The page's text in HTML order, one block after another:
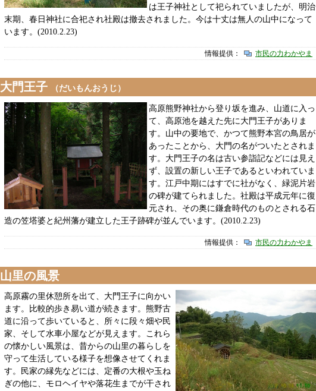
は王子神社として祀られていましたが、明治
末期、春日神社に合祀され社殿は撤去されました。今は十丈は無人の山中になって
います。(2010.2.23)
情報提供： 市民の力わかやま
大門王子 （だいもんおうじ）
高原熊野神社から登り坂を進み、山道に入っ
て、高原池を越えた先に大門王子がありま
す。山中の要地で、かつて熊野本宮の鳥居が
あったことから、大門の名がついたとされま
す。大門王子の名は古い参詣記などには見え
ず、設置の新しい王子であるといわれていま
す。江戸中期にはすでに社がなく、緑泥片岩
の碑が建てられました。社殿は平成元年に復
元され、その奥に鎌倉時代のものとされる石
造の笠塔婆と紀州藩が建立した王子跡碑が並んでいます。(2010.2.23)
情報提供： 市民の力わかやま
山里の風景
高原霧の里休憩所を出て、大門王子に向かい
ます。比較的歩き易い道が続きます。熊野古
道に沿って歩いていると、所々に段々畑や民
家、そして水車小屋などが見えます。これら
の懐かしい風景は、昔からの山里の暮らしを
守って生活している様子を想像させてくれま
す。民家の縁先などには、定番の大根や玉ね
ぎの他に、モロヘイヤや落花生までが干され